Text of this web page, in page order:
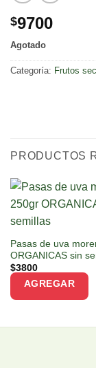
$9700
Agotado
Categoría: Frutos
PRODUCTOS
Pasas de uva
ORGANICAS sin
$3800
AGREGAR